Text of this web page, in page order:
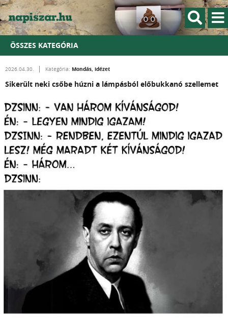
ÖSSZES KATEGÓRIA
2026.04.30. Kategória: Mondás, idézet
Sikerült neki csőbe húzni a lámpásból előbukkanó szellemet